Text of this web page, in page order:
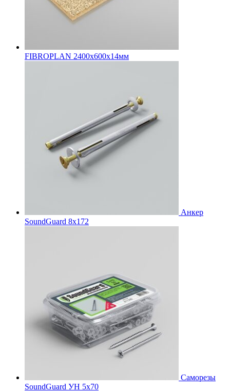
FIBROPLAN 2400х600х14мм
Анкер
SoundGuard 8x172
Саморезы
SoundGuard УН 5х70